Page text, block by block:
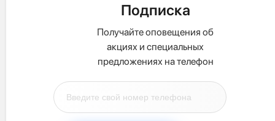
Подписка
Получайте оповещения об
акциях и специальных
предложениях на телефон